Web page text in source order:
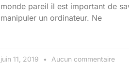
monde pareil il est important de
manipuler un ordinateur. Ne
juin 11, 2019 Aucun commentaire